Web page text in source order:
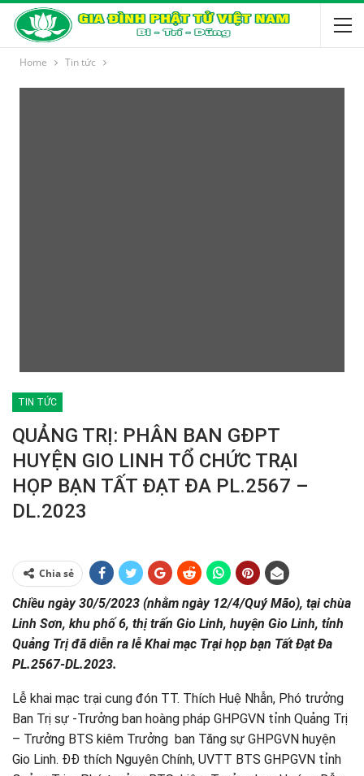
Home Tin tức
TIN TỨC
QUẢNG TRỊ: PHÂN BAN GĐPT
HUYỆN GIO LINH TỔ CHỨC TRẠI
HỌP BẠN TẤT ĐẠT ĐA PL.2567 –
DL.2023
Chia sẻ
Chiều ngày 30/5/2023 (nhằm ngày 12/4/Quý Mão), tại chùa
Linh Sơn, khu phố 6, thị trấn Gio Linh, huyện Gio Linh, tỉnh
Quảng Trị đã diễn ra lễ Khai mạc Trại họp bạn Tất Đạt Đa
PL.2567-DL.2023.
Lễ khai mạc trại cung đón TT. Thích Huệ Nhẫn, Phó trưởng
Ban Trị sự -Trưởng ban hoàng pháp GHPGVN tỉnh Quảng Trị
– Trưởng BTS kiêm Trưởng ban Tăng sự GHPGVN huyện
Gio Linh. ĐĐ thích Nguyên Chính, UVTT BTS GHPGVN tỉnh